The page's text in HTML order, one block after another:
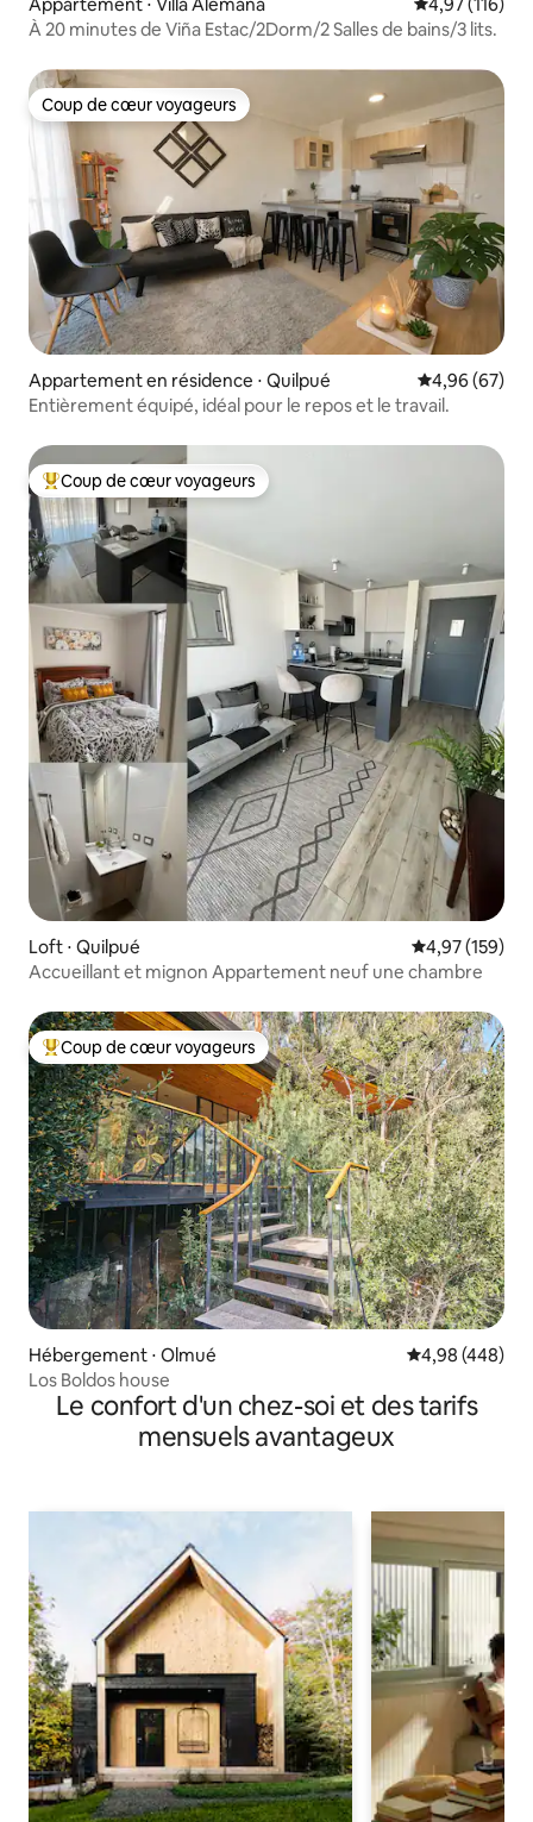
Appartement ⋅ Villa Alemana Évaluation
4,97 (116)
À 20 minutes de Viña Estac/2Dorm/2 Salles de bains/3 lits.
Coup de cœur voyageurs
Coup de cœur voyageurs
Appartement en résidence ⋅ Quilpué Évaluation
4,96 (67)
Entièrement équipé, idéal pour le repos et le travail.
Coups de cœur voyageurs les plus appréciés
Coup de cœur voyageurs
Loft ⋅ Quilpué Évaluation
4,97 (159)
Accueillant et mignon Appartement neuf une chambre
Coups de cœur voyageurs les plus appréciés
Coup de cœur voyageurs
Hébergement ⋅ Olmué Évaluation
4,98 (448)
Los Boldos house
Le confort d'un chez-soi et des tarifs
mensuels avantageux